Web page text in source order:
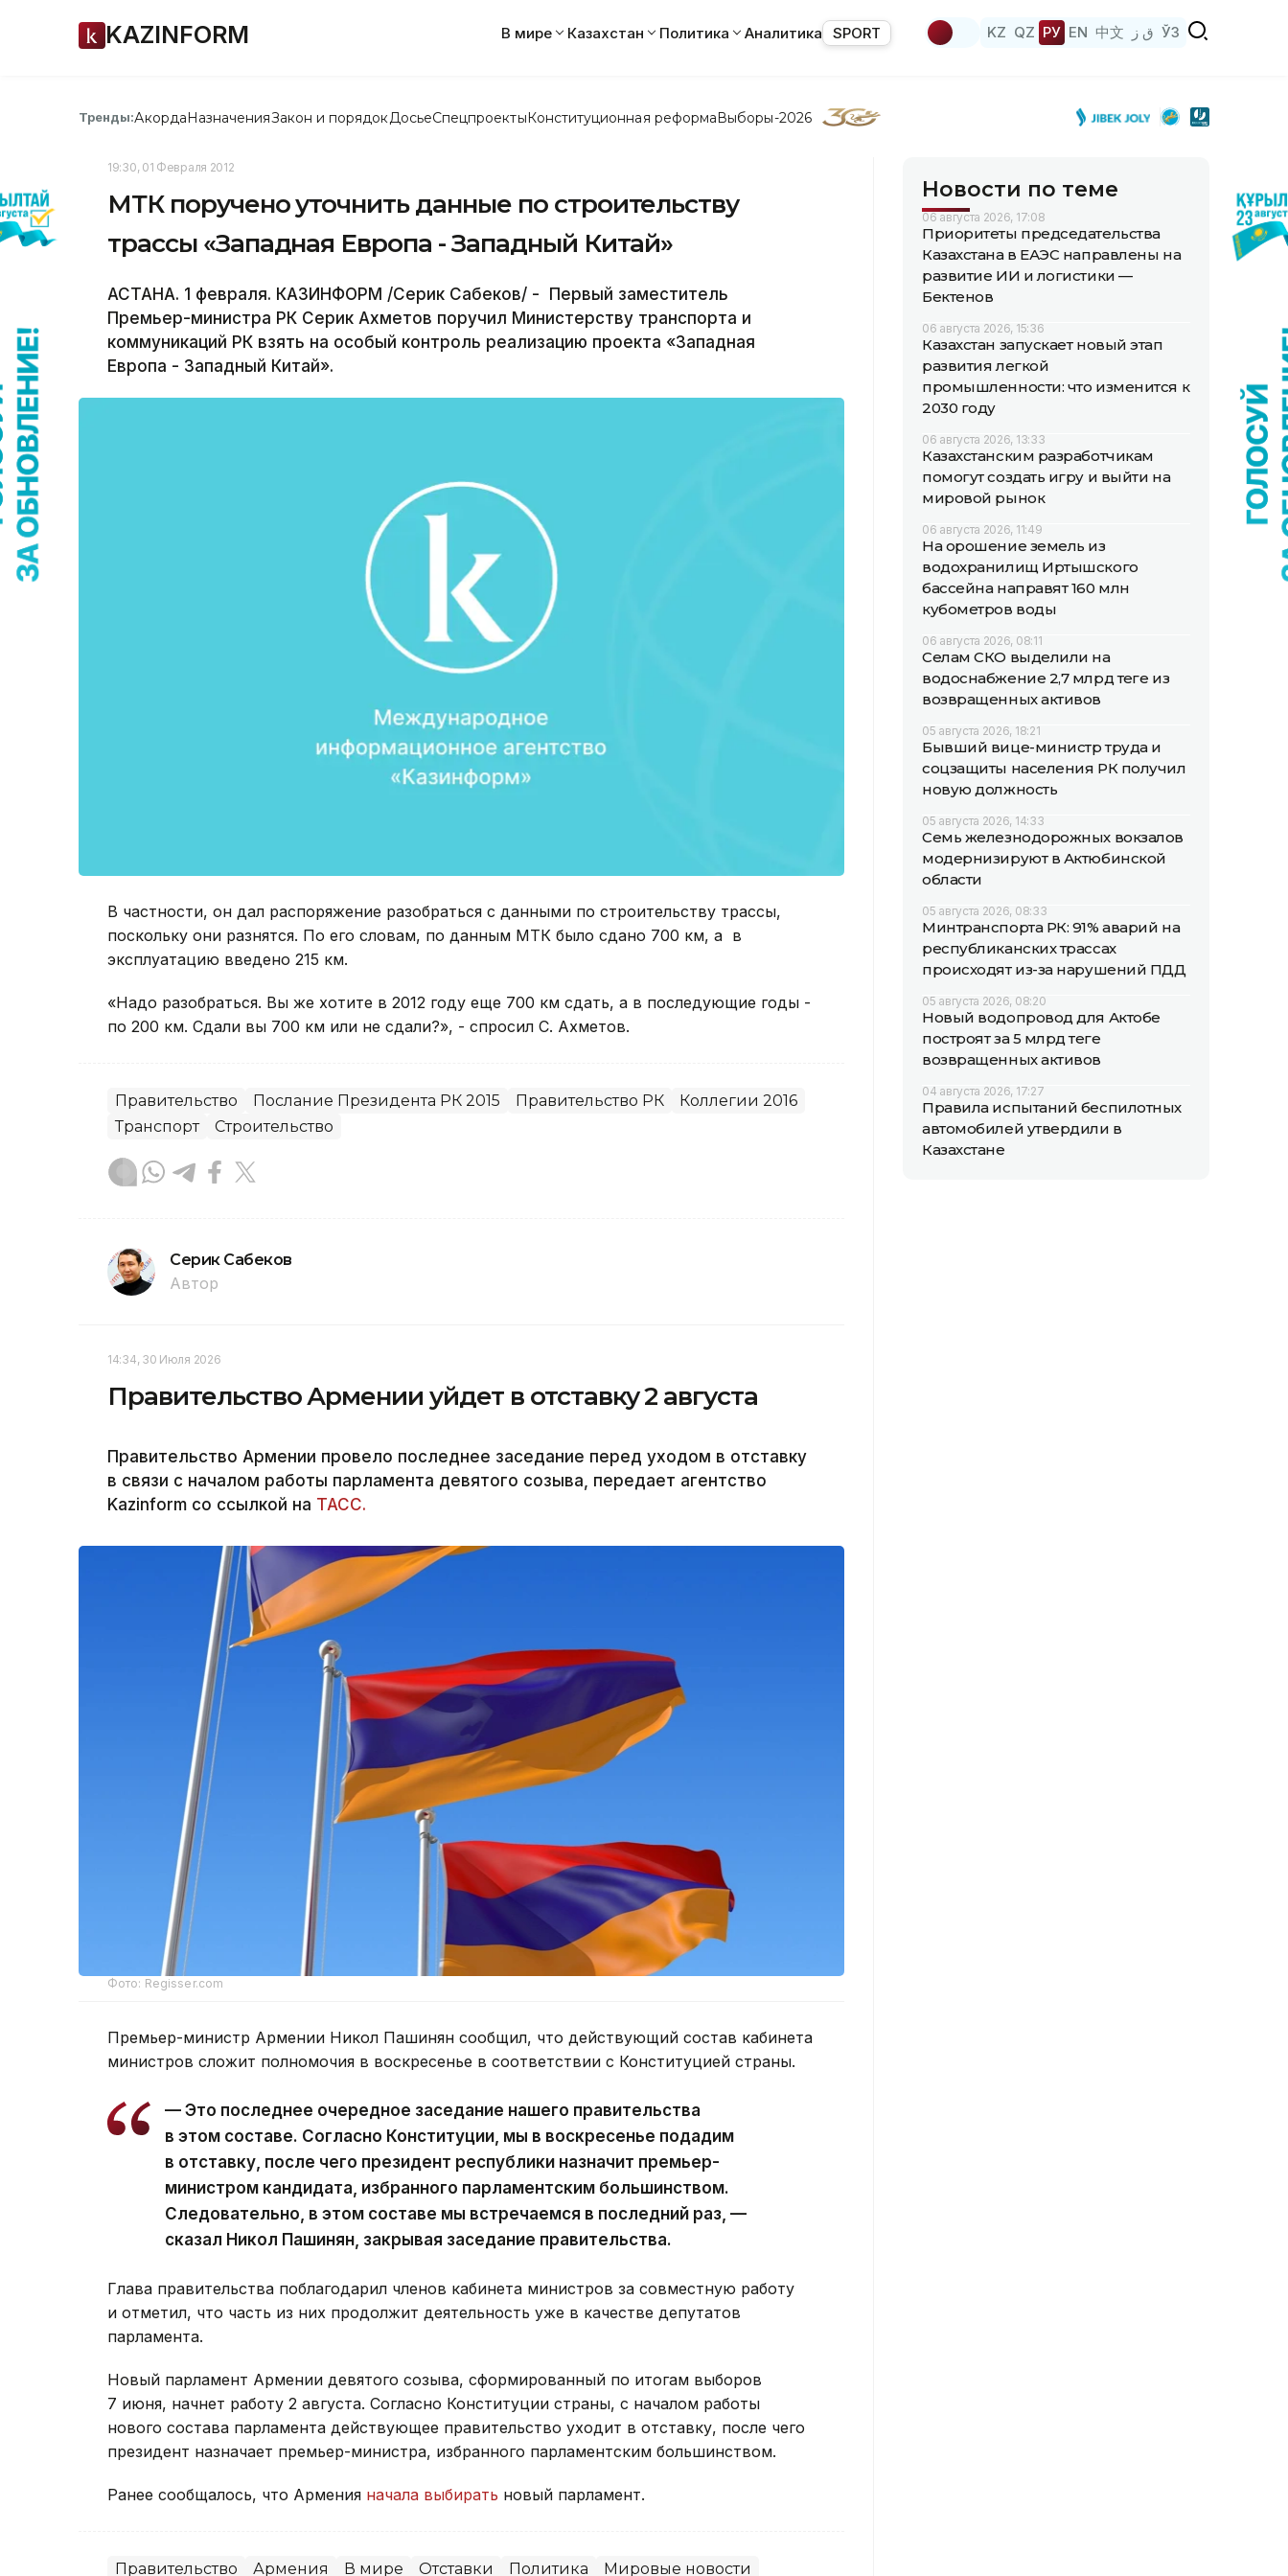
KAZINFORM В мире Казахстан Политика Аналитика SPORT KZ QZ РУ EN 中文 ق ز ЎЗ
Тренды:АкордаНазначенияЗакон и порядок ДосьеСпецпроектыКонституционная реформаВыборы-2026
19:30, 01 Февраля 2012
МТК поручено уточнить данные по строительству
трассы «Западная Европа - Западный Китай»
АСТАНА. 1 февраля. КАЗИНФОРМ /Серик Сабеков/ - Первый заместитель
Премьер-министра РК Серик Ахметов поручил Министерству транспорта и
коммуникаций РК взять на особый контроль реализацию проекта «Западная
Европа - Западный Китай».
В частности, он дал распоряжение разобраться с данными по строительству трассы,
поскольку они разнятся. По его словам, по данным МТК было сдано 700 км, а в
эксплуатацию введено 215 км.
«Надо разобраться. Вы же хотите в 2012 году еще 700 км сдать, а в последующие годы -
по 200 км. Сдали вы 700 км или не сдали?», - спросил С. Ахметов.
Правительство Послание Президента РК 2015 Правительство РК
Коллегии 2016
Транспорт
Строительство
Серик Сабеков
Автор
14:34, 30 Июля 2026
Правительство Армении уйдет в отставку 2 августа
Правительство Армении провело последнее заседание перед уходом в отставку
в связи с началом работы парламента девятого созыва, передает агентство
Kazinform со ссылкой на ТАСС.
Фото: Regisser.com
Премьер-министр Армении Никол Пашинян сообщил, что действующий состав кабинета
министров сложит полномочия в воскресенье в соответствии с Конституцией страны.
— Это последнее очередное заседание нашего правительства
в этом составе. Согласно Конституции, мы в воскресенье подадим
в отставку, после чего президент республики назначит премьер-
министром кандидата, избранного парламентским большинством.
Следовательно, в этом составе мы встречаемся в последний раз, —
сказал Никол Пашинян, закрывая заседание правительства.
Глава правительства поблагодарил членов кабинета министров за совместную работу
и отметил, что часть из них продолжит деятельность уже в качестве депутатов
парламента.
Новый парламент Армении девятого созыва, сформированный по итогам выборов
7 июня, начнет работу 2 августа. Согласно Конституции страны, с началом работы
нового состава парламента действующее правительство уходит в отставку, после чего
президент назначает премьер-министра, избранного парламентским большинством.
Ранее сообщалось, что Армения начала выбирать новый парламент.
Правительство Армения В мире Отставки Политика Мировые новости
Новости по теме
06 августа 2026, 17:08
Приоритеты председательства
Казахстана в ЕАЭС направлены на
развитие ИИ и логистики —
Бектенов
06 августа 2026, 15:36
Казахстан запускает новый этап
развития легкой
промышленности: что изменится к
2030 году
06 августа 2026, 13:33
Казахстанским разработчикам
помогут создать игру и выйти на
мировой рынок
06 августа 2026, 11:49
На орошение земель из
водохранилищ Иртышского
бассейна направят 160 млн
кубометров воды
06 августа 2026, 08:11
Селам СКО выделили на
водоснабжение 2,7 млрд теңге из
возвращенных активов
05 августа 2026, 18:21
Бывший вице-министр труда и
соцзащиты населения РК получил
новую должность
05 августа 2026, 14:33
Семь железнодорожных вокзалов
модернизируют в Актюбинской
области
05 августа 2026, 08:33
Минтранспорта РК: 91% аварий на
республиканских трассах
происходят из-за нарушений ПДД
05 августа 2026, 08:20
Новый водопровод для Актобе
построят за 5 млрд теңге
возвращенных активов
04 августа 2026, 17:27
Правила испытаний беспилотных
автомобилей утвердили в
Казахстане